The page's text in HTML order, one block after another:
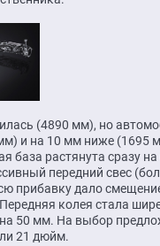
(4890 мм), но
и на 10 мм ниже (1695
база растянута сразу
передний свес
прибавку дало
колея стала
50 мм. На выбор
21 дюйм.